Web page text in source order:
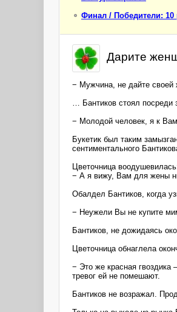
Финал / Победители: 10
Дарите
− Мужчина, не дайте своей
… Бантиков стоял
− Молодой человек, я к
Букетик был таким
сентиментального
Цветочница
− А я вижу, Вам для жены
Обалдел Бантиков, когда
− Неужели Вы не купите
Бантиков, не дожидаясь
Цветочница обнаглела
− Это же красная гвоздика
тревог ей не помешают.
Бантиков не возражал.